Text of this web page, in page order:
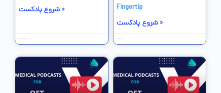
شروع پادکست »
Fingertip
شروع پادکست »